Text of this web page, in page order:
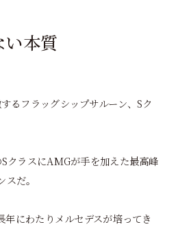
本質
るフラッグシップサルーン、Sク
クラスにAMGが手を加えた最高峰
だ。
にわたりメルセデスが培ってき